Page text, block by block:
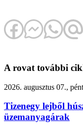
A rovat további
2026. augusztus 07.,
Tizenegy lejből
üzemanyagárak